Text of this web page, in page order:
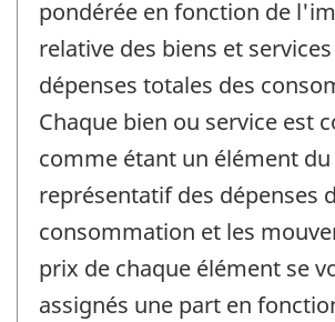
pondérée en fonction de
relative des biens et
dépenses totales des
Chaque bien ou service est
comme étant un élément
représentatif des dépenses
consommation et les
prix de chaque élément se
assignés une part en